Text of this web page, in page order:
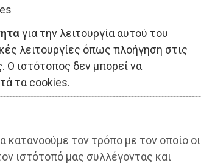
για την λειτουργία αυτού του
λειτουργίες όπως πλοήγηση στις
Ο ιστότοπος δεν μπορεί να
τα cookies.
κατανοούμε τον τρόπο με τον οποίο οι
ιστότοπό μας συλλέγοντας και